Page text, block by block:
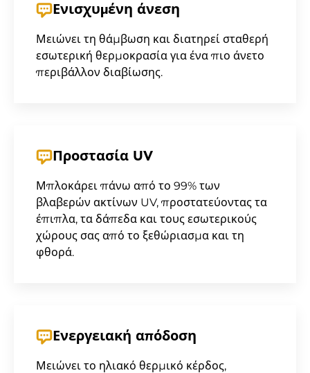
Ενισχυμένη άνεση
Μειώνει τη θάμβωση και διατηρεί σταθερή
εσωτερική θερμοκρασία για ένα πιο άνετο
περιβάλλον διαβίωσης.
Προστασία UV
Μπλοκάρει πάνω από το 99% των
βλαβερών ακτίνων UV, προστατεύοντας τα
έπιπλα, τα δάπεδα και τους εσωτερικούς
χώρους σας από το ξεθώριασμα και τη
φθορά.
Ενεργειακή απόδοση
Μειώνει το ηλιακό θερμικό κέρδος,